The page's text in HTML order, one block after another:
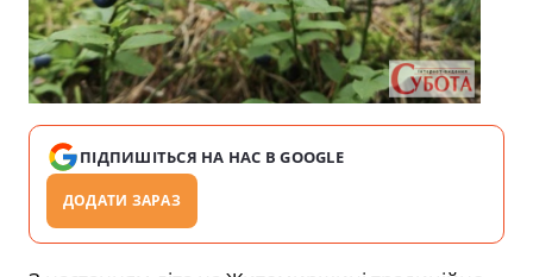
ПІДПИШІТЬСЯ НА НАС В GOOGLE
ДОДАТИ ЗАРАЗ